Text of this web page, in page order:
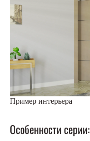
Пример интерьера
Особенности серии: